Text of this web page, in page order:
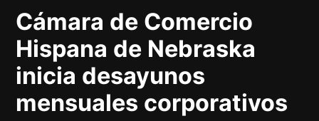
Cámara de Comercio
Hispana de Nebraska
inicia desayunos
mensuales corporativos